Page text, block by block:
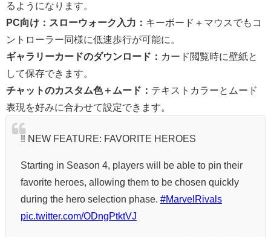
るようになります。
PC向け：スローウォーク入力： キーボード＋マウスでもコ
ントローラー同様に低速歩行が可能に。
ギャラリーカードのダウンロード： カード閲覧時に壁紙と
して保存できます。
チャットのカスタム色＋ムード： テキストカラーとムード
表現を好みに合わせて設定できます。
‼️ NEW FEATURE: FAVORITE HEROES
Starting in Season 4, players will be able to pin their
favorite heroes, allowing them to be chosen quickly
during the hero selection phase. #MarvelRivals
pic.twitter.com/ODngPtktVJ